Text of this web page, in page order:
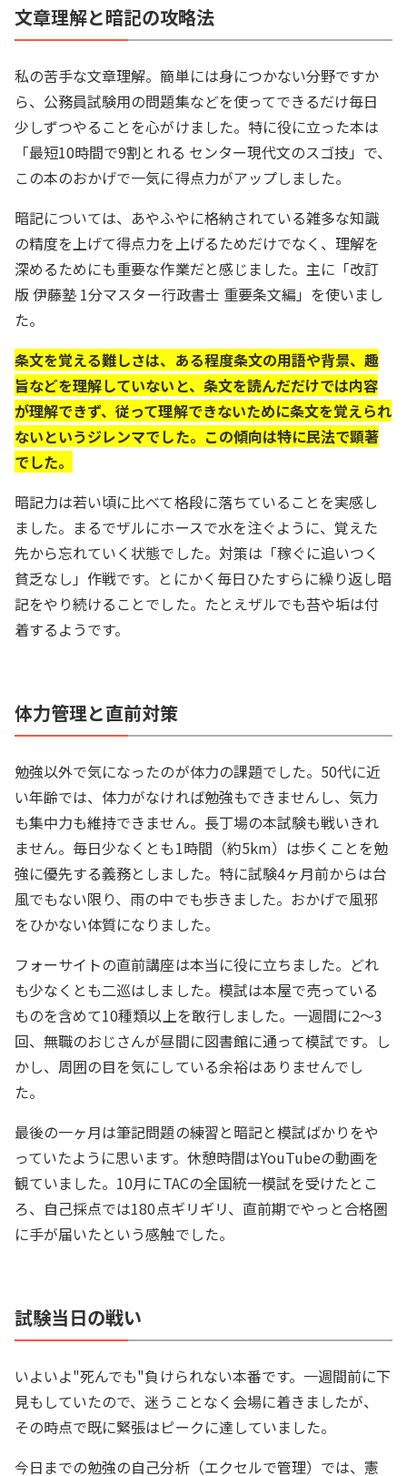
文章理解と暗記の攻略法
私の苦手な文章理解。簡単には身につかない分野ですか
ら、公務員試験用の問題集などを使ってできるだけ毎日
少しずつやることを心がけました。特に役に立った本は
「最短10時間で9割とれる センター現代文のスゴ技」で、
この本のおかげで一気に得点力がアップしました。
暗記については、あやふやに格納されている雑多な知識
の精度を上げて得点力を上げるためだけでなく、理解を
深めるためにも重要な作業だと感じました。主に「改訂
版 伊藤塾 1分マスター行政書士 重要条文編」を使いまし
た。
条文を覚える難しさは、ある程度条文の用語や背景、趣
旨などを理解していないと、条文を読んだだけでは内容
が理解できず、従って理解できないために条文を覚えられ
ないというジレンマでした。この傾向は特に民法で顕著
でした。
暗記力は若い頃に比べて格段に落ちていることを実感し
ました。まるでザルにホースで水を注ぐように、覚えた
先から忘れていく状態でした。対策は「稼ぐに追いつく
貧乏なし」作戦です。とにかく毎日ひたすらに繰り返し暗
記をやり続けることでした。たとえザルでも苔や垢は付
着するようです。
体力管理と直前対策
勉強以外で気になったのが体力の課題でした。50代に近
い年齢では、体力がなければ勉強もできませんし、気力
も集中力も維持できません。長丁場の本試験も戦いきれ
ません。毎日少なくとも1時間（約5km）は歩くことを勉
強に優先する義務としました。特に試験4ヶ月前からは台
風でもない限り、雨の中でも歩きました。おかげで風邪
をひかない体質になりました。
フォーサイトの直前講座は本当に役に立ちました。どれ
も少なくとも二巡はしました。模試は本屋で売っている
ものを含めて10種類以上を敢行しました。一週間に2～3
回、無職のおじさんが昼間に図書館に通って模試です。し
かし、周囲の目を気にしている余裕はありませんでし
た。
最後の一ヶ月は筆記問題の練習と暗記と模試ばかりをや
っていたように思います。休憩時間はYouTubeの動画を
観ていました。10月にTACの全国統一模試を受けたとこ
ろ、自己採点では180点ギリギリ、直前期でやっと合格圏
に手が届いたという感触でした。
試験当日の戦い
いよいよ"死んでも"負けられない本番です。一週間前に下
見もしていたので、迷うことなく会場に着きましたが、
その時点で既に緊張はピークに達していました。
今日までの勉強の自己分析（エクセルで管理）では、憲